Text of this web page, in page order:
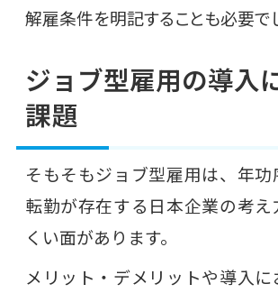
解雇条件を明記することも必要でし
ジョブ型雇用の導入
課題
そもそもジョブ型雇用は、年功
転勤が存在する日本企業の考
くい面があります。
メリット・デメリットや導入